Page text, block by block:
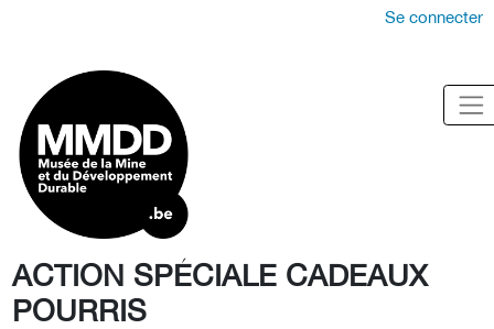
Se connecter
ACTION SPÉCIALE CADEAUX
POURRIS